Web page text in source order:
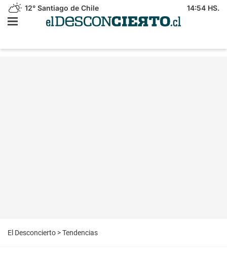
12° Santiago de Chile 14:54 HS.
El Desconcierto >Tendencias